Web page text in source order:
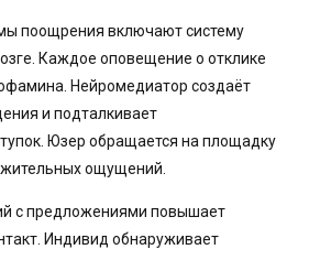
поощрения включают систему
Каждое оповещение о отклике
Нейромедиатор создаёт
и подталкивает
Юзер обращается на площадку
ощущений.
с предложениями повышает
Индивид обнаруживает